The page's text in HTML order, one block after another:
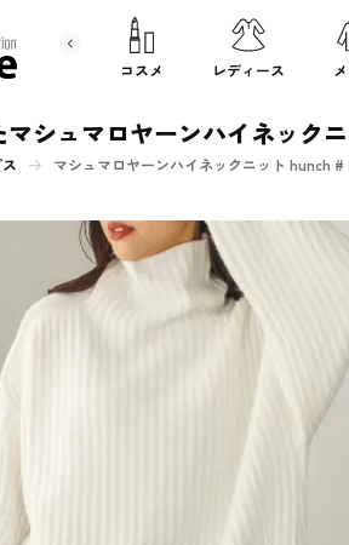
文房具 コスメ レディース
シュマロヤーンハイネック
マシュマロヤーンハイネックニット hunch #